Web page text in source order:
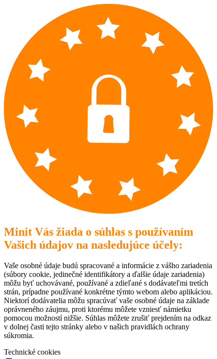
Minit Vás žiada o súhlas s používaním
Vašich údajov na nasledujúce účely:
Vaše osobné údaje budú spracované a informácie z vášho zariadenia
(súbory cookie, jedinečné identifikátory a ďalšie údaje zariadenia)
môžu byť uchovávané, používané a zdieľané s dodávateľmi tretích
strán, prípadne používané konkrétne týmto webom alebo aplikáciou.
Niektorí dodávatelia môžu spracúvať vaše osobné údaje na základe
oprávneného záujmu, proti ktorému môžete vzniesť námietku
pomocou možností nižšie. Súhlas môžete zrušiť prejdením na odkaz
v dolnej časti tejto stránky alebo v našich pravidlách ochrany
súkromia.
Technické cookies